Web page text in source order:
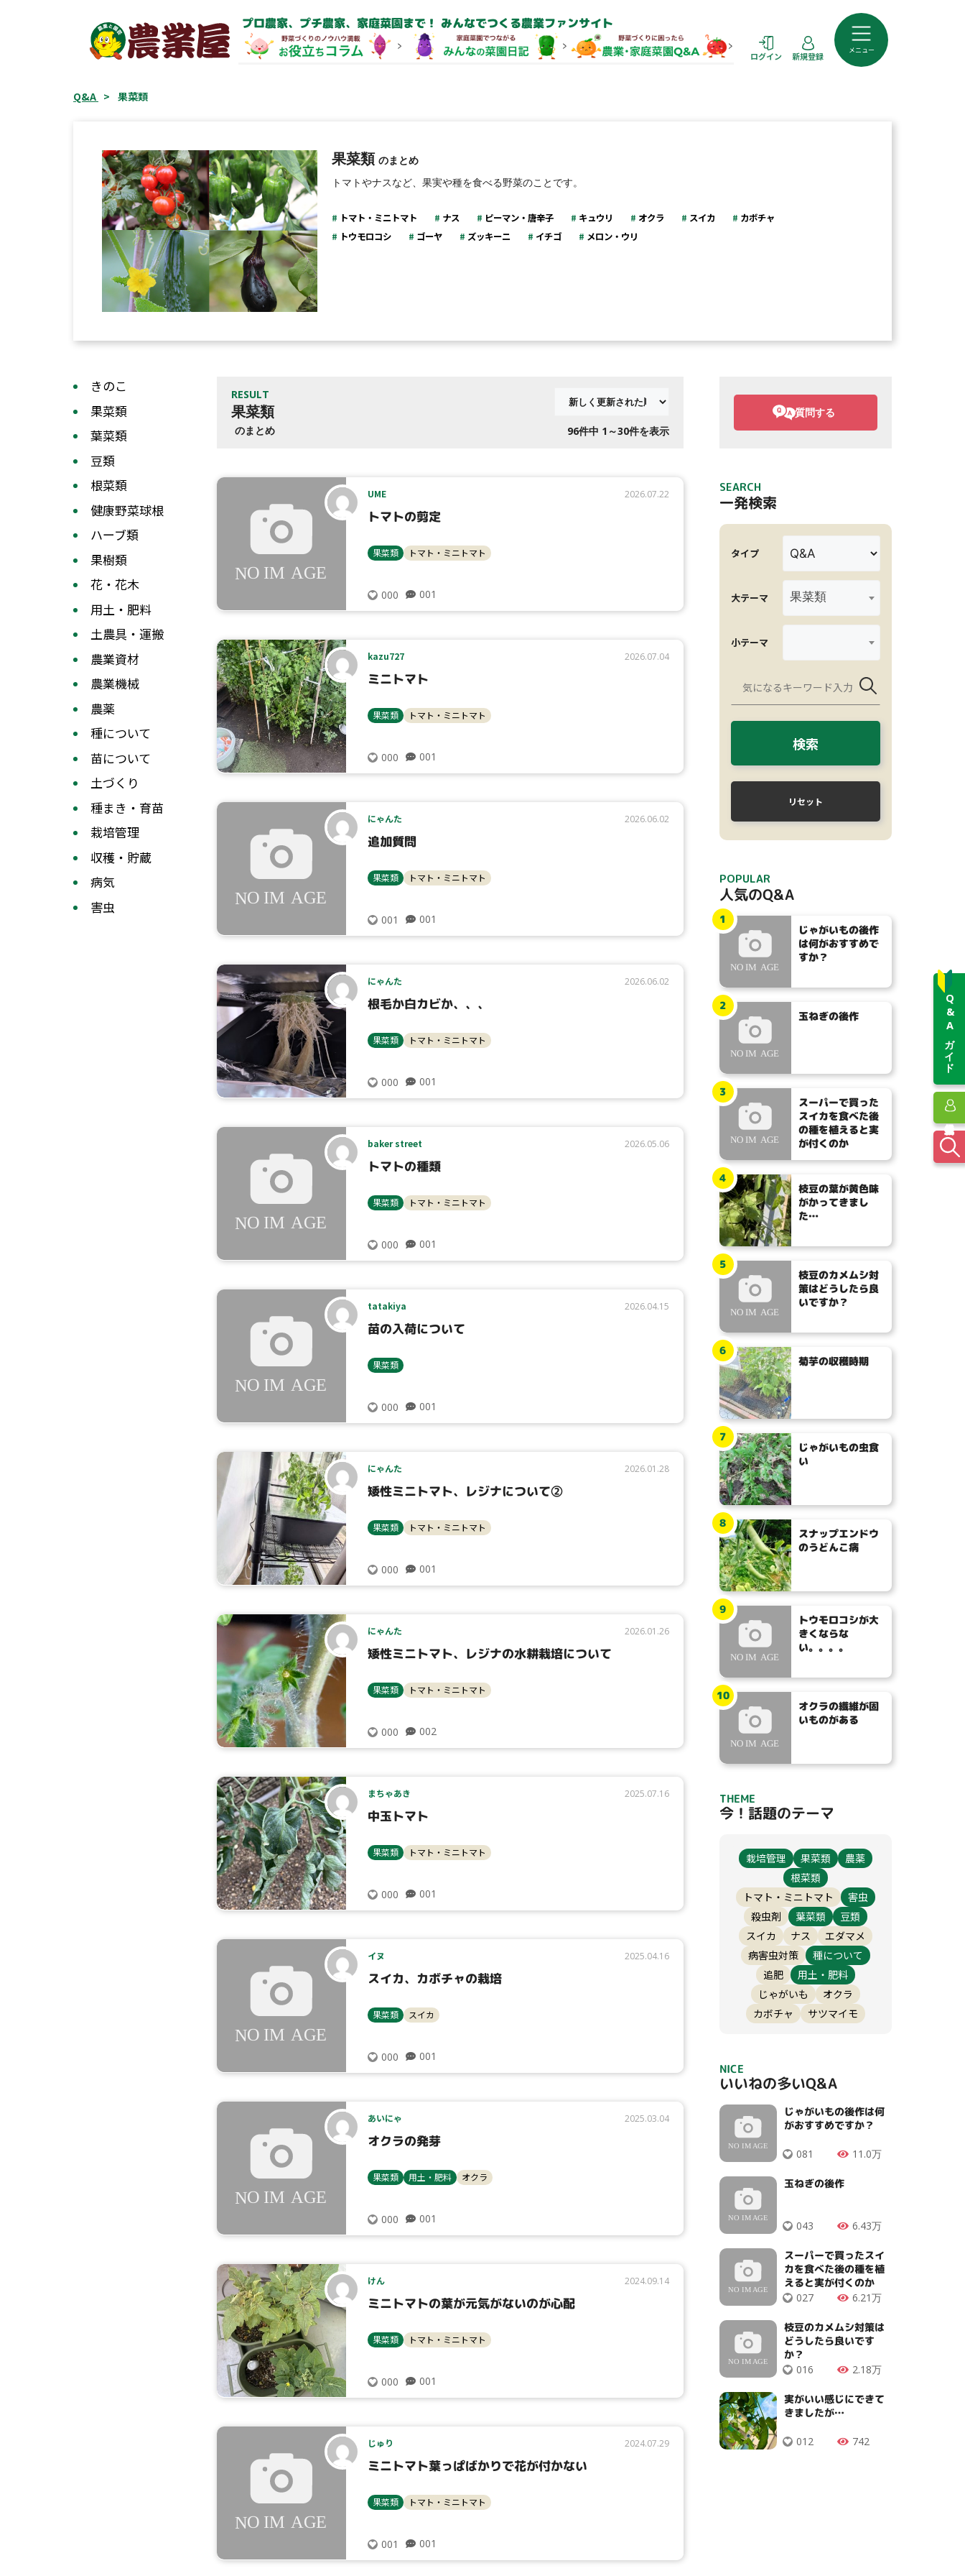
Q&Aガイド
タイプ
大テーマ 果菜類
小テーマ
検索
プロ農家、プチ農家、家庭菜園まで！ みんなでつくる農業ファンサイト
ログイン 新規登録
メニュー
Q&A > 果菜類
果菜類 のまとめ
トマトやナスなど、果実や種を食べる野菜のことです。
トマト・ミニトマト ナス ピーマン・唐辛子 キュウリ オクラ スイカ
カボチャ
トウモロコシ
ゴーヤ ズッキーニ イチゴ メロン・ウリ
きのこ
果菜類
葉菜類
豆類
根菜類
健康野菜球根
ハーブ類
果樹類
花・花木
用土・肥料
土農具・運搬
農業資材
農業機械
農薬
種について
苗について
土づくり
種まき・育苗
栽培管理
収穫・貯蔵
病気
害虫
RESULT
果菜類
のまとめ 96件中 1～30件を表示
UME 2026.07.22
トマトの剪定
果菜類 トマト・ミニトマト
000 001
kazu727 2026.07.04
ミニトマト
果菜類 トマト・ミニトマト
000 001
にゃんた 2026.06.02
追加質問
果菜類 トマト・ミニトマト
001 001
にゃんた 2026.06.02
根毛か白カビか、、、
果菜類 トマト・ミニトマト
000 001
baker street 2026.05.06
トマトの種類
果菜類 トマト・ミニトマト
000 001
tatakiya 2026.04.15
苗の入荷について
果菜類
000 001
にゃんた 2026.01.28
矮性ミニトマト、レジナについて②
果菜類 トマト・ミニトマト
000 001
にゃんた 2026.01.26
矮性ミニトマト、レジナの水耕栽培について
果菜類 トマト・ミニトマト
000 002
まちゃあき 2025.07.16
中玉トマト
果菜類 トマト・ミニトマト
000 001
イヌ 2025.04.16
スイカ、カボチャの栽培
果菜類 スイカ
000 001
あいにゃ 2025.03.04
オクラの発芽
果菜類 用土・肥料 オクラ
000 001
けん 2024.09.14
ミニトマトの葉が元気がないのが心配
果菜類 トマト・ミニトマト
000 001
じゅり 2024.07.29
ミニトマト葉っぱばかりで花が付かない
果菜類 トマト・ミニトマト
001 001
質問する
SEARCH
一発検索
タイプ
大テーマ 果菜類
小テーマ
検索
リセット
POPULAR
人気のQ&A
じゃがいもの後作
は何がおすすめで
すか？
1
玉ねぎの後作
2
スーパーで買った
スイカを食べた後
の種を植えると実
が付くのか
3
枝豆の葉が黄色味
がかってきまし
た…
4
枝豆のカメムシ対
策はどうしたら良
いですか？
5
菊芋の収穫時期
6
じゃがいもの虫食
い
7
スナップエンドウ
のうどんこ病
8
トウモロコシが大
きくならな
い。。。。
9
オクラの繊維が固
いものがある
10
THEME
今！話題のテーマ
栽培管理 果菜類
農薬
根菜類
トマト・ミニトマト
害虫
殺虫剤
葉菜類
豆類
スイカ
ナス
エダマメ
病害虫対策
種について
追肥
用土・肥料
じゃがいも
オクラ
カボチャ
サツマイモ
NICE
いいねの多いQ&A
じゃがいもの後作は何
がおすすめですか？
081 11.0万
玉ねぎの後作
043 6.43万
スーパーで買ったスイ
カを食べた後の種を植
えると実が付くのか
027 6.21万
枝豆のカメムシ対策は
どうしたら良いです
か？
016 2.18万
実がいい感じにできて
きましたが…
012 742